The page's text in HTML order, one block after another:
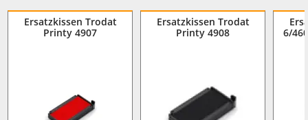
Ersatzkissen Trodat
Printy 4907
Ersatzkissen Trodat
Printy 4908
6/